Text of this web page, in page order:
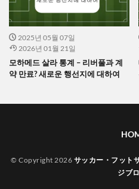
2025년 05월 07일
2026년 01월 21일
모하메드 살라 통계 – 리버풀과 계
약 만료? 새로운 행선지에 대하여
© Copyright 2026 サッカー・フット
ジブ